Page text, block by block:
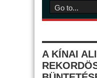
A KÍNAI